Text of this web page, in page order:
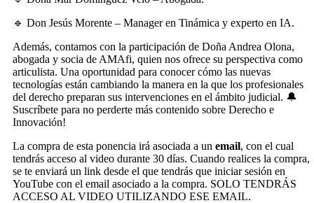
🔹 Don Jesús Morente – Manager en Tinámica y experto en IA.
Además, contamos con la participación de Doña Andrea Olona,
abogada y socia de AMAfi, quien nos ofrece su perspectiva como
articulista. Una oportunidad para conocer cómo las nuevas
tecnologías están cambiando la manera en la que los profesionales
del derecho preparan sus intervenciones en el ámbito judicial. 🔔
Suscríbete para no perderte más contenido sobre Derecho e
Innovación!
La compra de esta ponencia irá asociada a un email, con el cual
tendrás acceso al video durante 30 días. Cuando realices la compra,
se te enviará un link desde el que tendrás que iniciar sesión en
YouTube con el email asociado a la compra. SOLO TENDRÁS
ACCESO AL VIDEO UTILIZANDO ESE EMAIL.